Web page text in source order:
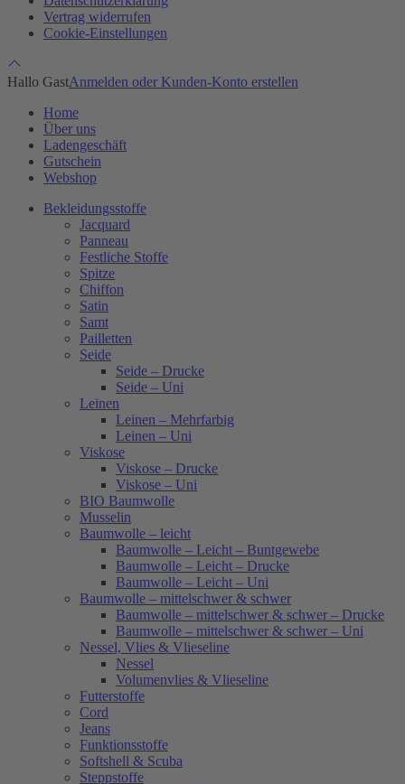
Vertrag widerrufen
Cookie-Einstellungen
Hallo GastAnmelden oder Kunden-Konto erstellen
Home
Über uns
Ladengeschäft
Gutschein
Webshop
Bekleidungsstoffe
Jacquard
Panneau
Festliche Stoffe
Spitze
Chiffon
Satin
Samt
Pailletten
Seide
Seide – Drucke
Seide – Uni
Leinen
Leinen – Mehrfarbig
Leinen – Uni
Viskose
Viskose – Drucke
Viskose – Uni
BIO Baumwolle
Musselin
Baumwolle – leicht
Baumwolle – Leicht – Buntgewebe
Baumwolle – Leicht – Drucke
Baumwolle – Leicht – Uni
Baumwolle – mittelschwer & schwer
Baumwolle – mittelschwer & schwer – Drucke
Baumwolle – mittelschwer & schwer – Uni
Nessel, Vlies & Vlieseline
Nessel
Volumenvlies & Vlieseline
Futterstoffe
Cord
Jeans
Funktionsstoffe
Softshell & Scuba
Steppstoffe